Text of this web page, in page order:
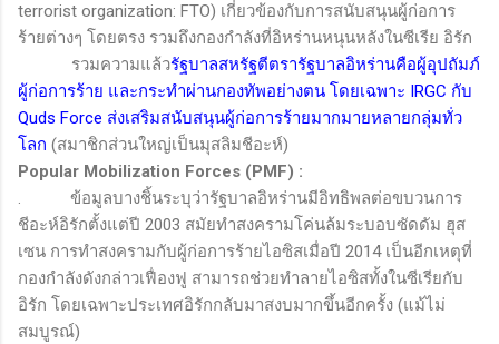
terrorist organization: FTO) เกี่ยวข้องกับการสนับสนุนผู้ก่อการ
ร้ายต่างๆ โดยตรง รวมถึงกองกำลังที่อิหร่านหนุนหลังในซีเรีย อิรัก
รวมความแล้วรัฐบาลสหรัฐตีตรารัฐบาลอิหร่านคือผู้อุปถัมภ์
ผู้ก่อการร้าย และกระทำผ่านกองทัพอย่างตน โดยเฉพาะ IRGC กับ
Quds Force ส่งเสริมสนับสนุนผู้ก่อการร้ายมากมายหลายกลุ่มทั่ว
โลก (สมาชิกส่วนใหญ่เป็นมุสลิมชีอะห์)
Popular Mobilization Forces (PMF) :
.
ข้อมูลบางชิ้นระบุว่ารัฐบาลอิหร่านมีอิทธิพลต่อขบวนการ
ชีอะห์อิรักตั้งแต่ปี 2003 สมัยทำสงครามโค่นล้มระบอบซัดดัม ฮุส
เซน การทำสงครามกับผู้ก่อการร้ายไอซิสเมื่อปี 2014 เป็นอีกเหตุที่
กองกำลังดังกล่าวเฟื่องฟู สามารถช่วยทำลายไอซิสทั้งในซีเรียกับ
อิรัก โดยเฉพาะประเทศอิรักกลับมาสงบมากขึ้นอีกครั้ง (แม้ไม่
สมบูรณ์)